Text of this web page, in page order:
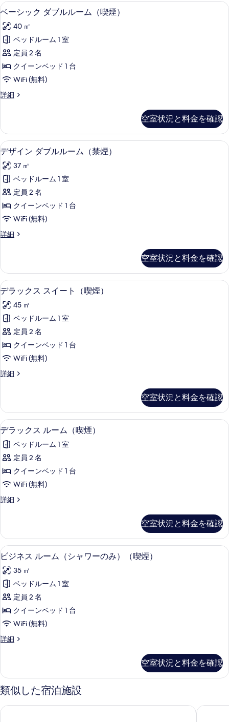
ベ
ー
シ
ッ
ク
ダ
ル
ー
ム
（喫
煙）
の
す
べ
て
の
を
表
示
す
る
ベーシック ダブルルーム（喫煙） |
11
ベーシック ダブルルーム（喫煙）
40 ㎡
ベッドルーム 1 室
定員 2 名
クイーンベッド 1 台
WiFi (無料)
詳細
ベ
ク
ダ
ブ
ル
ー
ム
（喫
煙）
の
詳
細
空室状況と料金を確認
デ
ザ
イ
ン
ダ
ブ
ル
ム
（禁
煙）
の
す
べ
て
の
写
表
示
す
る
デザイン ダブルルーム（禁煙） | 羽
4
デザイン ダブルルーム（禁煙）
37 ㎡
ベッドルーム 1 室
定員 2 名
クイーンベッド 1 台
WiFi (無料)
詳細
デ
ダ
ブ
ル
ー
ム
（禁
煙）
の
詳
細
空室状況と料金を確認
デ
ラ
ッ
ク
ス
ス
ー
（喫
煙）
の
す
べ
て
の
写
表
示
す
る
デラックス スイート（喫煙） | 羽毛
6
デラックス スイート（喫煙）
45 ㎡
ベッドルーム 1 室
定員 2 名
クイーンベッド 1 台
WiFi (無料)
詳細
デ
ス
ス
イ
ト
（喫
の
詳
空室状況と料金を確認
デ
ラ
ッ
ク
ス
ー
（喫
煙）
の
す
べ
て
の
写
真
示
す
る
デラックス ルーム（喫煙） | 羽毛の
6
デラックス ルーム（喫煙）
ベッドルーム 1 室
定員 2 名
クイーンベッド 1 台
WiFi (無料)
詳細
デ
ス
ル
ー
（喫
煙）
の
詳
細
空室状況と料金を確認
ビ
ジ
ネ
ス
ル
ー
（シ
ワ
ー
の
み）
ビジネス ルーム（シャワーのみ）（
4
ビジネス ルーム（シャワーのみ）（喫煙）
35 ㎡
ベッドルーム 1 室
定員 2 名
クイーンベッド 1 台
WiFi (無料)
詳細
ビ
ル
ー
ム
（シ
ャ
空室状況と料金を確認
類似した宿泊施設
ホテル渋川ヒルズ HOTEL